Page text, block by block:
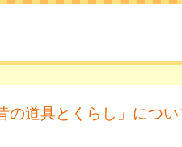
の道具とくらし」につい